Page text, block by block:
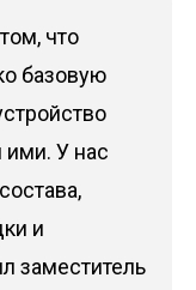
что
базовую
ими. У нас
и
заместитель